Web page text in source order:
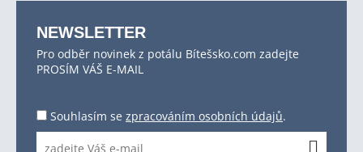
NEWSLETTER
Pro odběr novinek z potálu Bítešsko.com zadejte
PROSÍM VÁŠ E-MAIL
Souhlasím se zpracováním osobních údajů.